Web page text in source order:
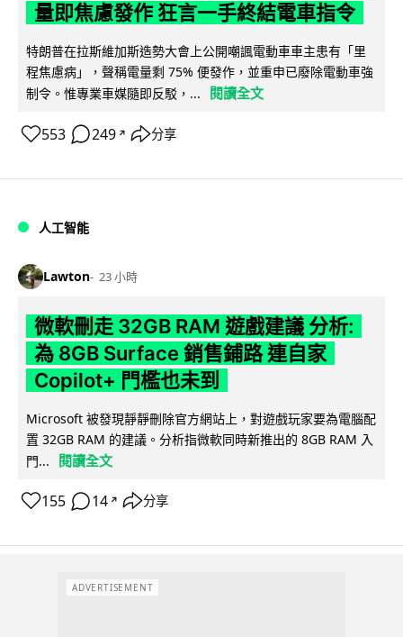
量即焦慮發作 狂言一手終結電車指令
特朗普在拉斯維加斯造勢大會上公開嘲諷電動車車主患有「里
程焦慮病」，聲稱電量剩 75% 便發作，並重申已廢除電動車強
制令。惟專業車媒隨即反駁，...
閱讀全文
553 249 ↗ 分享
人工智能
Lawton 23 小時
微軟刪走 32GB RAM 遊戲建議 分析:
為 8GB Surface 銷售鋪路 連自家
Copilot+ 門檻也未到
Microsoft 被發現靜靜刪除官方網站上，對遊戲玩家要為電腦配
置 32GB RAM 的建議。分析指微軟同時新推出的 8GB RAM 入
門...
閱讀全文
155 14 ↗ 分享
ADVERTISEMENT